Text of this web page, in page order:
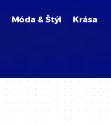
Móda & Štýl Krása